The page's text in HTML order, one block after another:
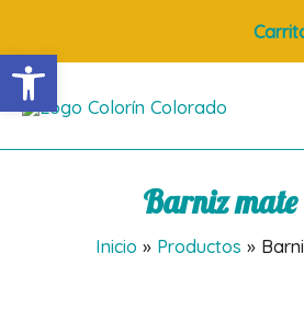
Abrir barra de
contenido
Barniz mate
Inicio Productos